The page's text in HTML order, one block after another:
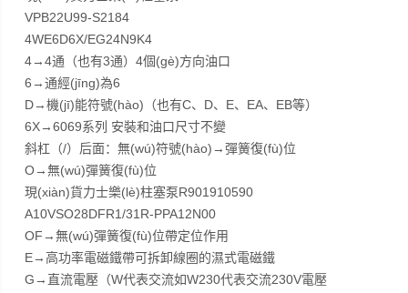
VPB22U99-S2184
4WE6D6X/EG24N9K4
4→4通（也有3通）4個(gè)方向油口
6→通經(jīng)為6
D→機(jī)能符號(hào)（也有C、D、E、EA、EB等）
6X→6069系列 安裝和油口尺寸不變
斜杠（/）后面：無(wú)符號(hào)→彈簧復(fù)位
O→無(wú)彈簧復(fù)位
現(xiàn)貨力士樂(lè)柱塞泵R901910590
A10VSO28DFR1/31R-PPA12N00
OF→無(wú)彈簧復(fù)位帶定位作用
E→高功率電磁鐵帶可拆卸線圈的濕式電磁鐵
G→直流電壓（W代表交流如W230代表交流230V電壓